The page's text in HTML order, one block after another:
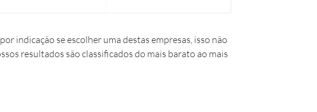
indicação se escolher uma destas empresas, isso não
resultados são classificados do mais barato ao mais